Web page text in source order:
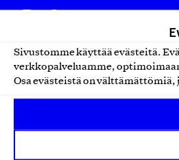
Sivustomme käyttää evästeitä.
verkkopalveluamme,
Osa evästeistä on
Design From Finland